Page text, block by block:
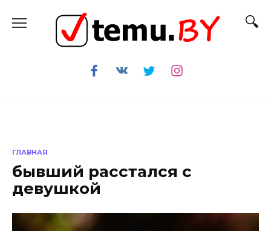
содержанию
ГЛАВНАЯ
бывший расстался с
девушкой